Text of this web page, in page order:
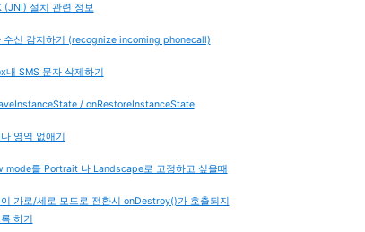
(JNI) 설치 관련 정보
수신 감지하기 (recognize incoming phonecall)
내 SMS 문자 삭제하기
/ onRestoreInstanceState
영역 없애기
mode를 Portrait 나 Landscape로 고정하고 싶을때
가로/세로 모드로 전환시 onDestroy()가 호출되지
하기